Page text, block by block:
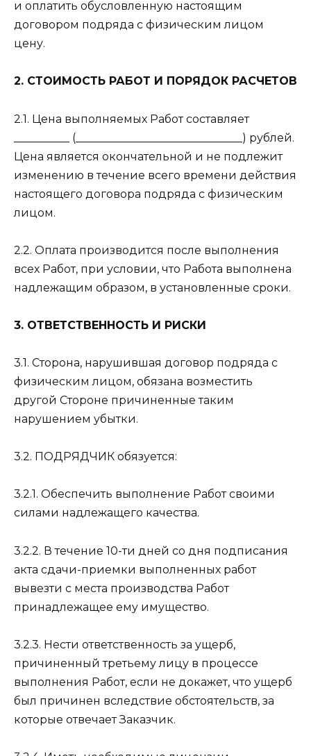
и оплатить обусловленную настоящим
договором подряда с физическим лицом
цену.
2. СТОИМОСТЬ РАБОТ И ПОРЯДОК РАСЧЕТОВ
2.1. Цена выполняемых Работ составляет
__________ (______________________________) рублей.
Цена является окончательной и не подлежит
изменению в течение всего времени действия
настоящего договора подряда с физическим
лицом.
2.2. Оплата производится после выполнения
всех Работ, при условии, что Работа выполнена
надлежащим образом, в установленные сроки.
3. ОТВЕТСТВЕННОСТЬ И РИСКИ
3.1. Сторона, нарушившая договор подряда с
физическим лицом, обязана возместить
другой Стороне причиненные таким
нарушением убытки.
3.2. ПОДРЯДЧИК обязуется:
3.2.1. Обеспечить выполнение Работ своими
силами надлежащего качества.
3.2.2. В течение 10-ти дней со дня подписания
акта сдачи-приемки выполненных работ
вывезти с места производства Работ
принадлежащее ему имущество.
3.2.3. Нести ответственность за ущерб,
причиненный третьему лицу в процессе
выполнения Работ, если не докажет, что ущерб
был причинен вследствие обстоятельств, за
которые отвечает Заказчик.